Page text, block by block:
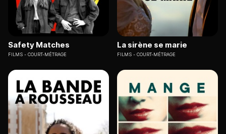
Safety Matches
FILMS COURT-MÉTRAGE
La sirène se marie
FILMS COURT-MÉTRAGE